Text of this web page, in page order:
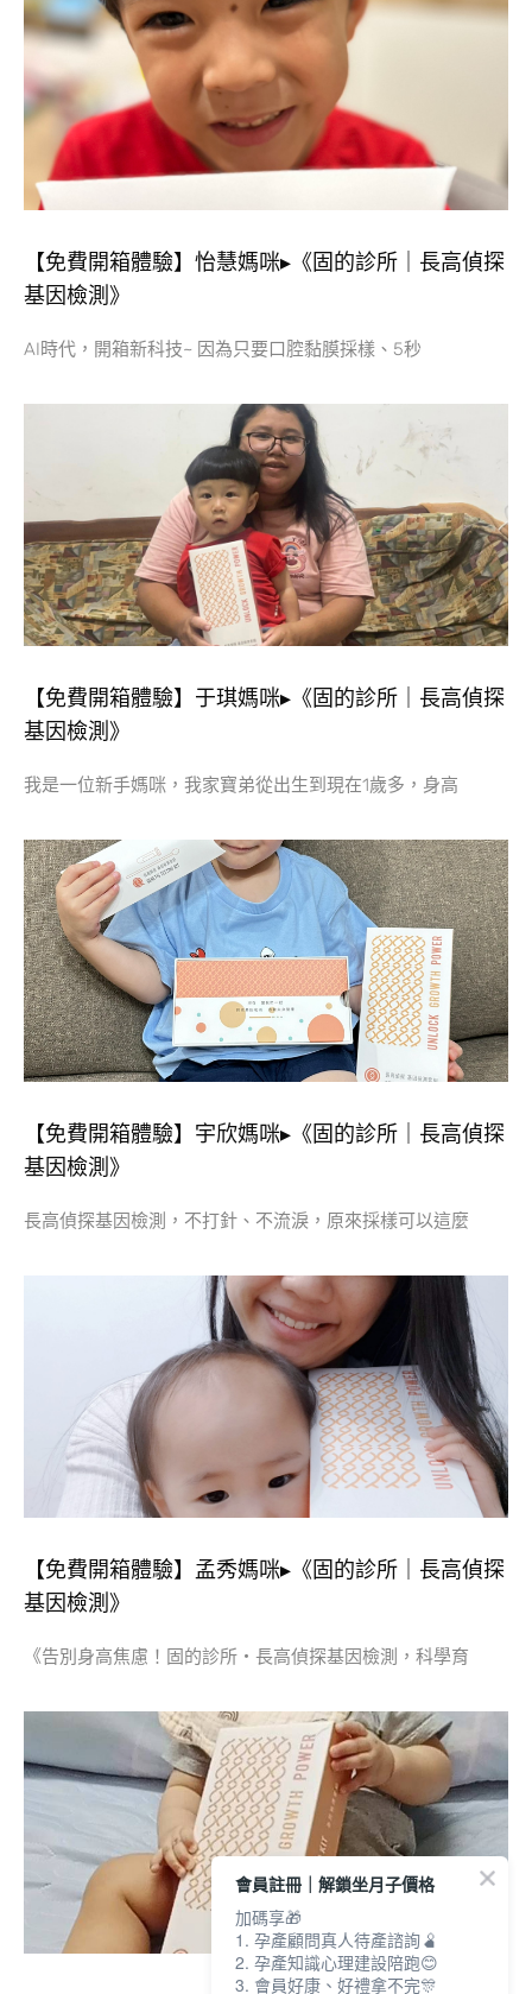
【免費開箱體驗】怡慧媽咪▸《固的診所｜長高偵探
基因檢測》
AI時代，開箱新科技~ 因為只要口腔黏膜採樣、5秒
【免費開箱體驗】于琪媽咪▸《固的診所｜長高偵探
基因檢測》
我是一位新手媽咪，我家寶弟從出生到現在1歲多，身高
【免費開箱體驗】宇欣媽咪▸《固的診所｜長高偵探
基因檢測》
長高偵探基因檢測，不打針、不流淚，原來採樣可以這麼
【免費開箱體驗】孟秀媽咪▸《固的診所｜長高偵探
基因檢測》
《告別身高焦慮！固的診所・長高偵探基因檢測，科學育
會員註冊｜解鎖坐月子價格
加碼享🎁
1. 孕產顧問真人待產諮詢🫄
2. 孕產知識心理建設陪跑😊
3. 會員好康、好禮拿不完🎊